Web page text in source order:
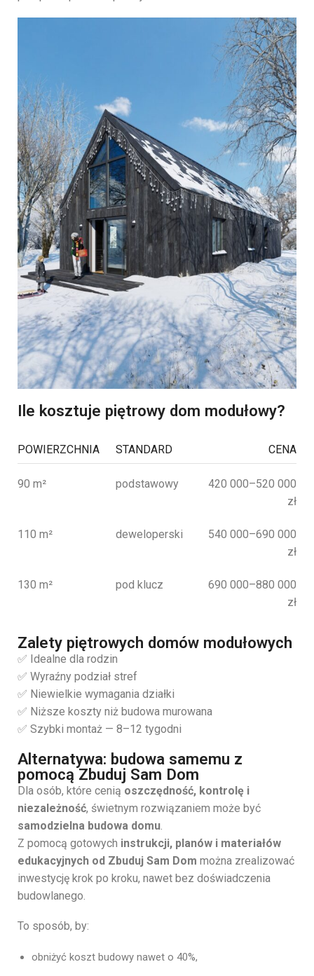
Ile kosztuje piętrowy dom modułowy?
POWIERZCHNIA STANDARD CENA
90 m² podstawowy
420 000–520 000
zł
110 m² deweloperski
540 000–690 000
zł
130 m² pod klucz
690 000–880 000
zł
Zalety piętrowych domów modułowych
✅ Idealne dla rodzin
✅ Wyraźny podział stref
✅ Niewielkie wymagania działki
✅ Niższe koszty niż budowa murowana
✅ Szybki montaż — 8–12 tygodni
Alternatywa: budowa samemu z
pomocą Zbuduj Sam Dom
Dla osób, które cenią oszczędność, kontrolę i
niezależność, świetnym rozwiązaniem może być
samodzielna budowa domu
Z pomocą gotowych instrukcji, planów i materiałów
edukacyjnych od Zbuduj Sam Dom można zrealizować
inwestycję krok po kroku, nawet bez doświadczenia
budowlanego.
To sposób, by:
obniżyć koszt budowy nawet o 40%,